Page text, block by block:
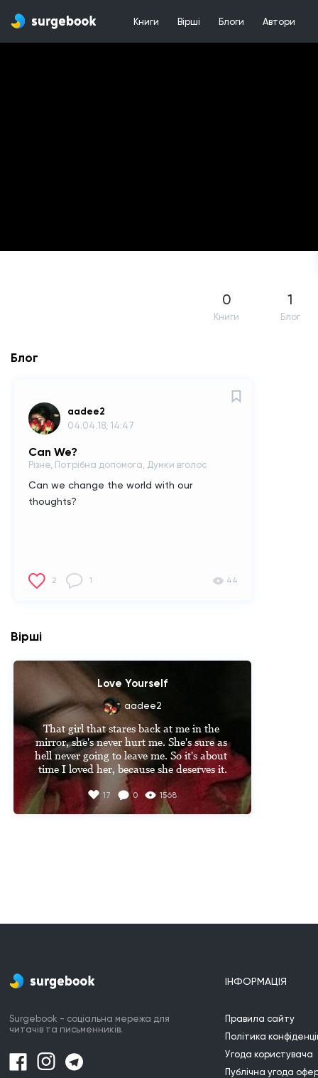
Книги Вірші Блоги Автори
0
Книги
1
Блог
Блог
aadee2
04.04.18, 14:47
Can We?
Різне, Потрібна допомога, Думки вголос
Can we change the world with our
thoughts?
2 1 44
Вірші
Love Yourself
aadee2
That girl that stares back at me in the
mirror, she's never hurt me. She's sure as
hell never going to leave me. So it's about
time I loved her, because she deserves it.
17 0 1568
Surgebook - соціальна мережа для
читачів та письменників.
ІНФОРМАЦІЯ
Правила сайту
Політика
Угода користувача
Публічна угода